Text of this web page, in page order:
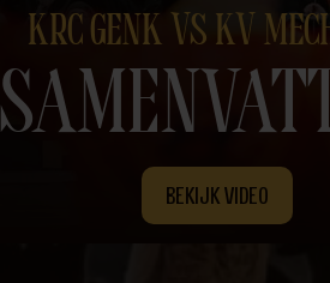
KRC GENK VS KV
BEKIJK VIDEO